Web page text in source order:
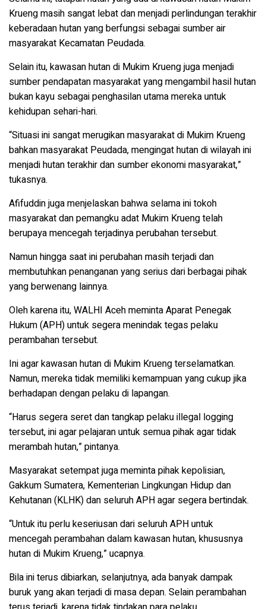
Krueng masih sangat lebat dan menjadi perlindungan terakhir
keberadaan hutan yang berfungsi sebagai sumber air
masyarakat Kecamatan Peudada.
Selain itu, kawasan hutan di Mukim Krueng juga menjadi
sumber pendapatan masyarakat yang mengambil hasil hutan
bukan kayu sebagai penghasilan utama mereka untuk
kehidupan sehari-hari.
“Situasi ini sangat merugikan masyarakat di Mukim Krueng
bahkan masyarakat Peudada, mengingat hutan di wilayah ini
menjadi hutan terakhir dan sumber ekonomi masyarakat,”
tukasnya.
Afifuddin juga menjelaskan bahwa selama ini tokoh
masyarakat dan pemangku adat Mukim Krueng telah
berupaya mencegah terjadinya perubahan tersebut.
Namun hingga saat ini perubahan masih terjadi dan
membutuhkan penanganan yang serius dari berbagai pihak
yang berwenang lainnya.
Oleh karena itu, WALHI Aceh meminta Aparat Penegak
Hukum (APH) untuk segera menindak tegas pelaku
perambahan tersebut.
Ini agar kawasan hutan di Mukim Krueng terselamatkan.
Namun, mereka tidak memiliki kemampuan yang cukup jika
berhadapan dengan pelaku di lapangan.
“Harus segera seret dan tangkap pelaku illegal logging
tersebut, ini agar pelajaran untuk semua pihak agar tidak
merambah hutan,” pintanya.
Masyarakat setempat juga meminta pihak kepolisian,
Gakkum Sumatera, Kementerian Lingkungan Hidup dan
Kehutanan (KLHK) dan seluruh APH agar segera bertindak.
“Untuk itu perlu keseriusan dari seluruh APH untuk
mencegah perambahan dalam kawasan hutan, khususnya
hutan di Mukim Krueng,” ucapnya.
Bila ini terus dibiarkan, selanjutnya, ada banyak dampak
buruk yang akan terjadi di masa depan. Selain perambahan